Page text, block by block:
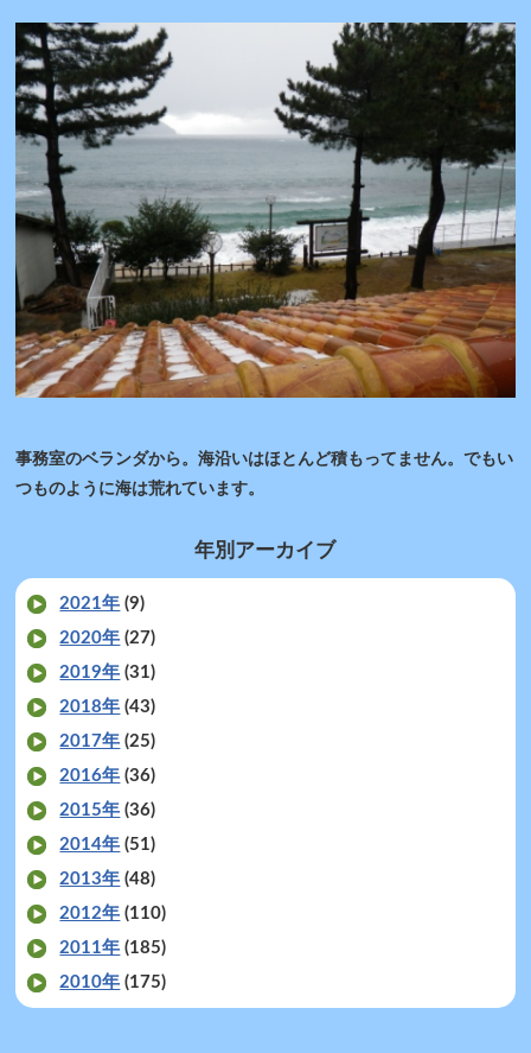
事務室のベランダから。海沿いはほとんど積もってません。でもい
つものように海は荒れています。
年別アーカイブ
2021年 (9)
2020年 (27)
2019年 (31)
2018年 (43)
2017年 (25)
2016年 (36)
2015年 (36)
2014年 (51)
2013年 (48)
2012年 (110)
2011年 (185)
2010年 (175)